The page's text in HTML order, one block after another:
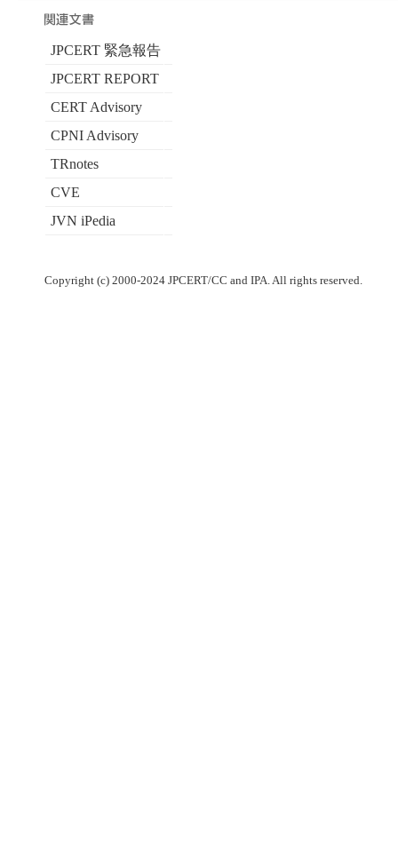
JPCERT 緊急報告
JPCERT REPORT
CERT Advisory
CPNI Advisory
TRnotes
CVE
JVN iPedia
Copyright (c) 2000-2024 JPCERT/CC and IPA. All rights reserved.